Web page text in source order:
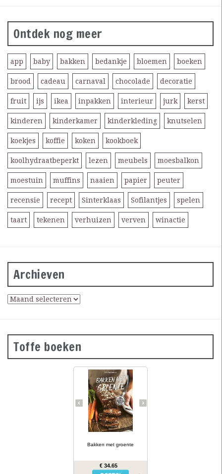
Ontdek nog meer
app baby bakken bedankje bloemen boeken
brood cadeau carnaval chocolade decoratie
fruit ijs ikea inpakken interieur jurk kerst
kinderen kinderkamer kinderkleding knutselen
koekjes koffie koken kookboek
koolhydraatbeperkt lezen meubels moesbalkon
moestuin muffins naaien papier peuter
recensie recept Sinterklaas Sofilantjes spelen
taart tekenen verhuizen verven winactie
Archieven
Toffe boeken
courgettebaguettes,
wortelbroodjes en
roggecrackers met
knolselderij: wanneer je
groente in het deeg doet,
krijg je mals en kleurrijk
brood dat ook nog eens
gezonder is dan gewoon
brood. In Bakken met
kookboekenauteur en
recepten (waarvan vele
glutenvrij) voor broden,
… lees meer
Bakken met groente
€ 34.65